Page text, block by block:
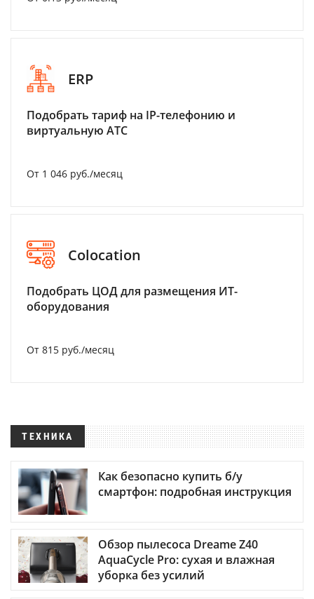
ERP
Подобрать тариф на IP-телефонию и
виртуальную АТС
От 1 046 руб./месяц
Colocation
Подобрать ЦОД для размещения ИТ-
оборудования
От 815 руб./месяц
ТЕХНИКА
Как безопасно купить б/у
смартфон: подробная инструкция
Обзор пылесоса Dreame Z40
AquaCycle Pro: сухая и влажная
уборка без усилий